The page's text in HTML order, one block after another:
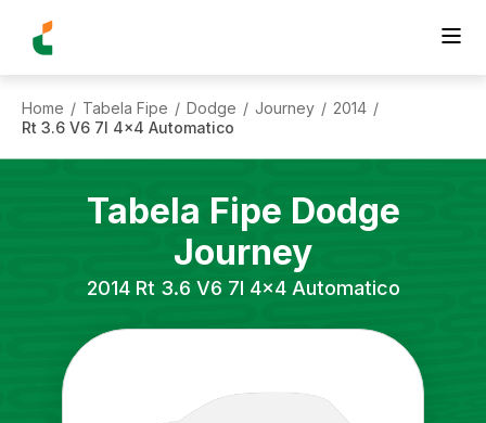
Home / Tabela Fipe / Dodge / Journey / 2014 /
Rt 3.6 V6 7l 4x4 Automatico
Tabela Fipe Dodge
Journey
2014 Rt 3.6 V6 7l 4x4 Automatico